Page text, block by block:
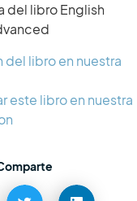
del libro English
del libro en nuestra
este libro en nuestra